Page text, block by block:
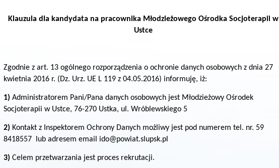
Klauzula dla kandydata na pracownika Młodzieżowego Ośrodka Socjoterapii w
Ustce
Zgodnie z art. 13 ogólnego rozporządzenia o ochronie danych osobowych z dnia 27
kwietnia 2016 r. (Dz. Urz. UE L 119 z 04.05.2016) informuję, iż:
1) Administratorem Pani/Pana danych osobowych jest Młodzieżowy Ośrodek
Socjoterapii w Ustce, 76-270 Ustka, ul. Wróblewskiego 5
2) Kontakt z Inspektorem Ochrony Danych możliwy jest pod numerem tel. nr. 59
8418557 lub adresem email ido@powiat.slupsk.pl
3) Celem przetwarzania jest proces rekrutacji.